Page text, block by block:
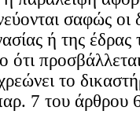
σαφώς οι
ή της
ότι
το
7 του άρθρου